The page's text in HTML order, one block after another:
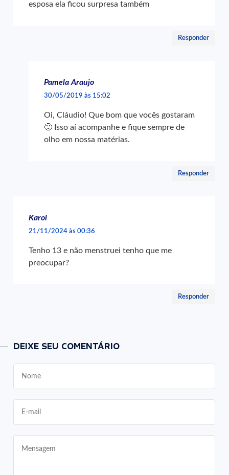
esposa ela ficou surpresa também
Responder
Pamela Araujo
30/05/2019 às 15:02
Oi, Cláudio! Que bom que vocês gostaram
🙂 Isso aí acompanhe e fique sempre de
olho em nossa matérias.
Responder
Karol
21/11/2024 às 00:36
Tenho 13 e não menstruei tenho que me
preocupar?
Responder
DEIXE SEU COMENTÁRIO